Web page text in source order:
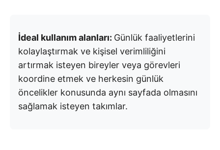
İdeal kullanım alanları: Günlük faaliyetlerini
kolaylaştırmak ve kişisel verimliliğini
artırmak isteyen bireyler veya görevleri
koordine etmek ve herkesin günlük
öncelikler konusunda aynı sayfada olmasını
sağlamak isteyen takımlar.